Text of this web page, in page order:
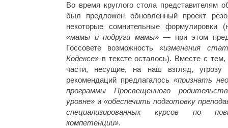
Во время круглого стола представителям
был предложен обновленный проект
некоторые сомнительные формулировки
«мамы и подруги мамы»— при этом
Госсовете возможность«изменения
Кодексе» в тексте осталось). Вместе с
части, несущие, на наш взгляд,
рекомендаций предлагалось «признать
программы Просвещенного
уровне» и «обеспечить подготовку
специализированных курсов по
компетенции».